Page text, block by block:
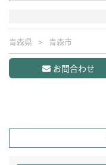
青森県 青森市
お問合わせ